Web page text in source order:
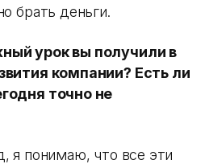
брать деньги.
урок вы получили в
компании? Есть ли
точно не
я понимаю, что все эти